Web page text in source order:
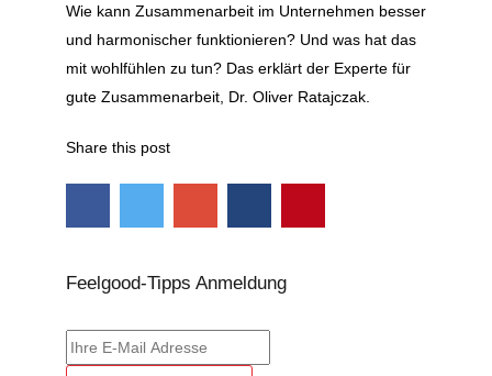
Wie kann Zusammenarbeit im Unternehmen besser
und harmonischer funktionieren? Und was hat das
mit wohlfühlen zu tun? Das erklärt der Experte für
gute Zusammenarbeit, Dr. Oliver Ratajczak.
Share this post
Feelgood-Tipps Anmeldung